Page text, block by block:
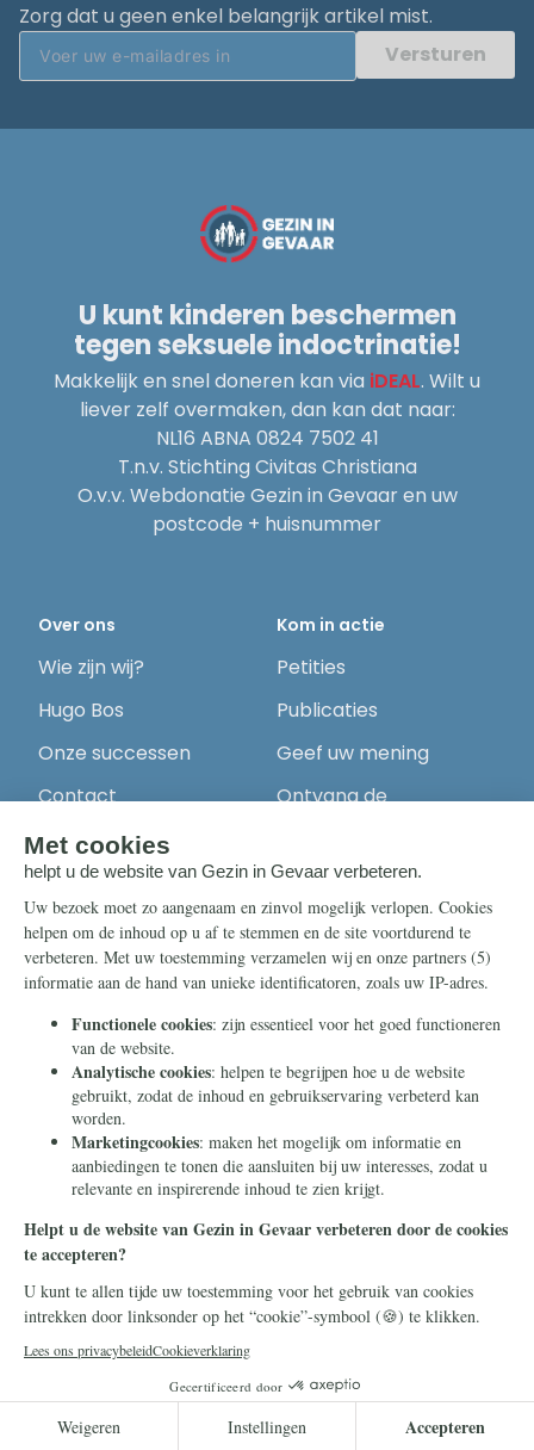
Zorg dat u geen enkel belangrijk artikel mist.
Versturen
U kunt kinderen beschermen
tegen seksuele indoctrinatie!
Makkelijk en snel doneren kan via iDEAL. Wilt u
liever zelf overmaken, dan kan dat naar:
NL16 ABNA 0824 7502 41
T.n.v. Stichting Civitas Christiana
O.v.v. Webdonatie Gezin in Gevaar en uw
postcode + huisnummer
Over ons
Wie zijn wij?
Hugo Bos
Onze successen
Contact
Kom in actie
Petities
Publicaties
Geef uw mening
Ontvang de
Steun ons
Nieuwsbrief
Eenmalig
Maandelijks
Periodiek
Nalaten
Zelf overschrijven
Info
Contact
Ontvang onze
Telegram-berichten
© 2026 Stichting Civitas Christiana
Cookieverklaring
Privacy